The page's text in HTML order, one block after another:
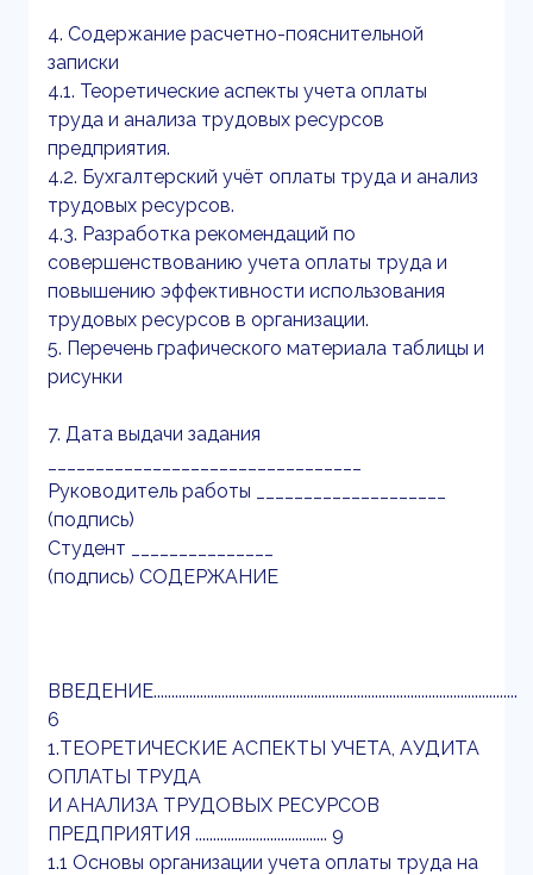
4. Содержание расчетно-пояснительной
записки
4.1. Теоретические аспекты учета оплаты
труда и анализа трудовых ресурсов
предприятия.
4.2. Бухгалтерский учёт оплаты труда и анализ
трудовых ресурсов.
4.3. Разработка рекомендаций по
совершенствованию учета оплаты труда и
повышению эффективности использования
трудовых ресурсов в организации.
5. Перечень графического материала таблицы и
рисунки
7. Дата выдачи задания
Руководитель работы ____________________
(подпись)
Студент _______________
(подпись) СОДЕРЖАНИЕ
ВВЕДЕНИЕ......................................................................................................
6
1.ТЕОРЕТИЧЕСКИЕ АСПЕКТЫ УЧЕТА, АУДИТА
ОПЛАТЫ ТРУДА
И АНАЛИЗА ТРУДОВЫХ РЕСУРСОВ
ПРЕДПРИЯТИЯ ..................................... 9
1.1 Основы организации учета оплаты труда на